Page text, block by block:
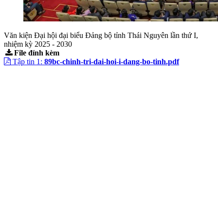
Văn kiện Đại hội đại biểu Đảng bộ tỉnh Thái Nguyên lần thứ I,
nhiệm kỳ 2025 - 2030
File đính kèm
Tập tin 1: 89bc-chinh-tri-dai-hoi-i-dang-bo-tinh.pdf